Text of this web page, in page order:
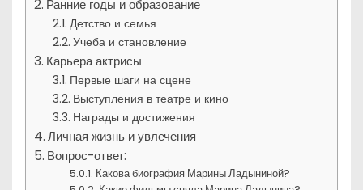
Ранние годы и образование
Детство и семья
Учеба и становление
Карьера актрисы
Первые шаги на сцене
Выступления в театре и кино
Награды и достижения
Личная жизнь и увлечения
Вопрос-ответ:
Какова биография Марины Ладыниной?